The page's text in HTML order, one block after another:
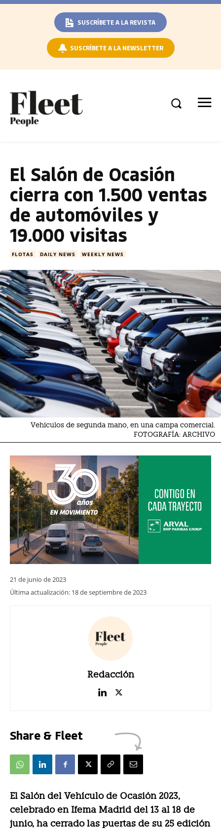
SUSCRÍBETE A LA REVISTA
SUSCRÍBETE A LA NEWSLETTER
El Salón de Ocasión
cierra con 1.500 ventas
de automóviles y
19.000 visitas
FLOTAS DAILY NEWS WEEKLY NEWS
Vehículos de segunda mano, en una campa comercial.
FOTOGRAFÍA: ARCHIVO
21 de junio de 2023
Última actualización: 18 de septiembre de 2023
Redacción
Share & Fleet
El Salón del Vehículo de Ocasión 2023,
celebrado en Ifema Madrid del 13 al 18 de
junio, ha cerrado las puertas de su 25 edición